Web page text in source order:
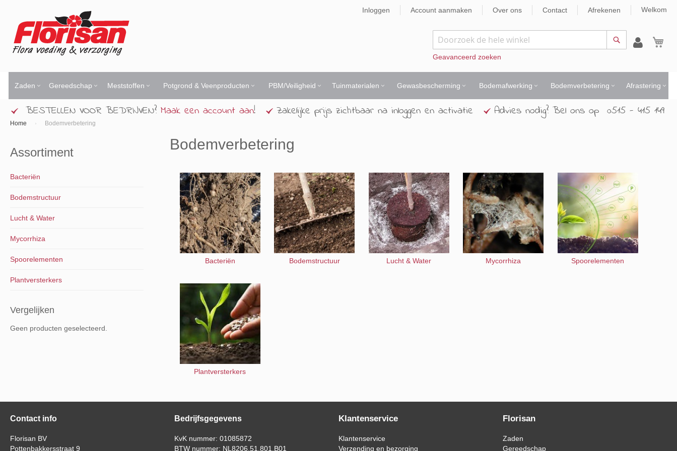
Inloggen Account aanmaken Over ons Contact Afrekenen Welkom
de
inhoud
Zoek
Geavanceerd zoeken
Zaden Gereedschap Meststoffen Potgrond & Veenproducten PBM/Veiligheid Tuinmaterialen Gewasbescherming Bodemafwerking Bodemverbetering Afrastering
BESTELLEN VOOR BEDRIJVEN? Maak een account aan! Zakelijke prijs zichtbaar na inloggen en activatie Advies nodig? Bel ons op 0515 - 415 149
Home Bodemverbetering
Bodemverbetering
Bacteriën Bodemstructuur Lucht & Water Mycorrhiza Spoorelementen
Plantversterkers
Assortiment
Bacteriën
Bodemstructuur
Lucht & Water
Mycorrhiza
Spoorelementen
Plantversterkers
Vergelijken
Geen producten geselecteerd.
Contact info
Florisan BV
Pottenbakkersstraat 9
Bedrijfsgegevens
KvK nummer: 01085872
BTW nummer: NL8206.51.801.B01
Klantenservice
Klantenservice
Verzending en bezorging
Florisan
Zaden
Gereedschap